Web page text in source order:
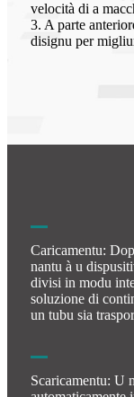
velocità di a
3. A parte
disignu per
Caricamentu:
nantu à u
divisi in modu
soluzione di
un tubu sia
Scaricamentu: U